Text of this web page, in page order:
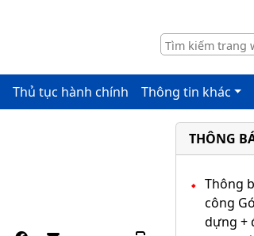
Thủ tục hành chính Thông tin khác
THÔNG
Thông
công
dựng +